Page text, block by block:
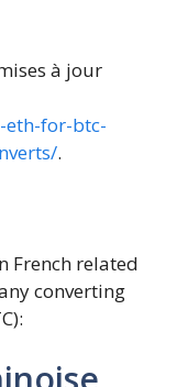
à jour
for-btc-
.
French related
converting